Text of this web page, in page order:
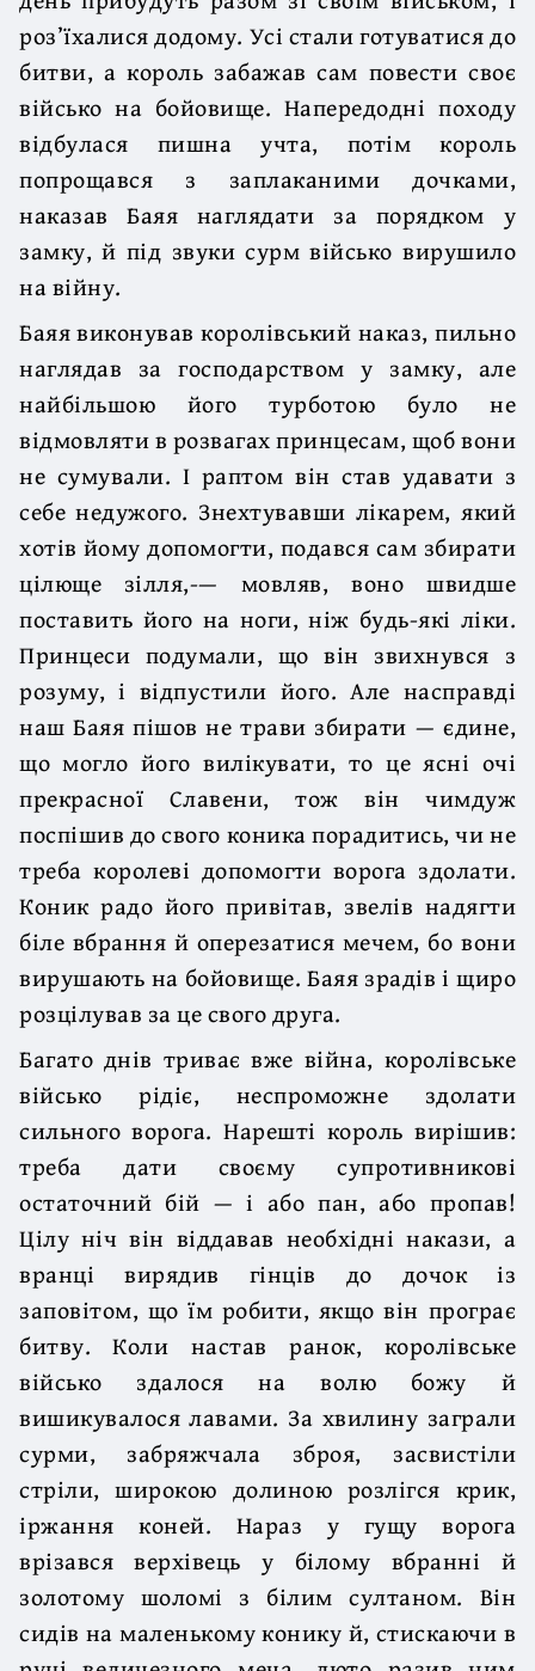
роз’їхалися додому. Усі стали готуватися до
битви, а король забажав сам повести своє
військо на бойовище. Напередодні походу
відбулася пишна учта, потім король
попрощався з заплаканими дочками,
наказав Баяя наглядати за порядком у
замку, й під звуки сурм військо вирушило
на війну.
Баяя виконував королівський наказ, пильно
наглядав за господарством у замку, але
найбільшою його турботою було не
відмовляти в розвагах принцесам, щоб вони
не сумували. І раптом він став удавати з
себе недужого. Знехтувавши лікарем, який
хотів йому допомогти, подався сам збирати
цілюще зілля,-— мовляв, воно швидше
поставить його на ноги, ніж будь-які ліки.
Принцеси подумали, що він звихнувся з
розуму, і відпустили його. Але насправді
наш Баяя пішов не трави збирати — єдине,
що могло його вилікувати, то це ясні очі
прекрасної Славени, тож він чимдуж
поспішив до свого коника порадитись, чи не
треба королеві допомогти ворога здолати.
Коник радо його привітав, звелів надягти
біле вбрання й оперезатися мечем, бо вони
вирушають на бойовище. Баяя зрадів і щиро
розцілував за це свого друга.
Багато днів триває вже війна, королівське
військо рідіє, неспроможне здолати
сильного ворога. Нарешті король вирішив:
треба дати своєму супротивникові
остаточний бій — і або пан, або пропав!
Цілу ніч він віддавав необхідні накази, а
вранці вирядив гінців до дочок із
заповітом, що їм робити, якщо він програє
битву. Коли настав ранок, королівське
військо здалося на волю божу й
вишикувалося лавами. За хвилину заграли
сурми, забряжчала зброя, засвистіли
стріли, широкою долиною розлігся крик,
іржання коней. Нараз у гущу ворога
врізався верхівець у білому вбранні й
золотому шоломі з білим султаном. Він
сидів на маленькому конику й, стискаючи в